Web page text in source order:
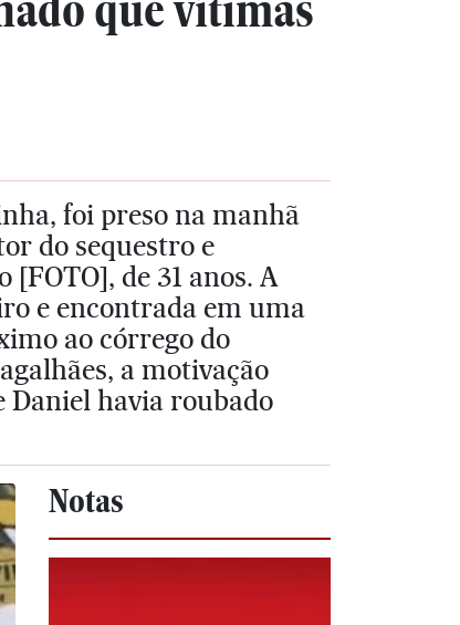
foi preso na manhã
do sequestro e
de 31 anos. A
e encontrada em uma
ao córrego do
a motivação
Daniel havia roubado
Notas